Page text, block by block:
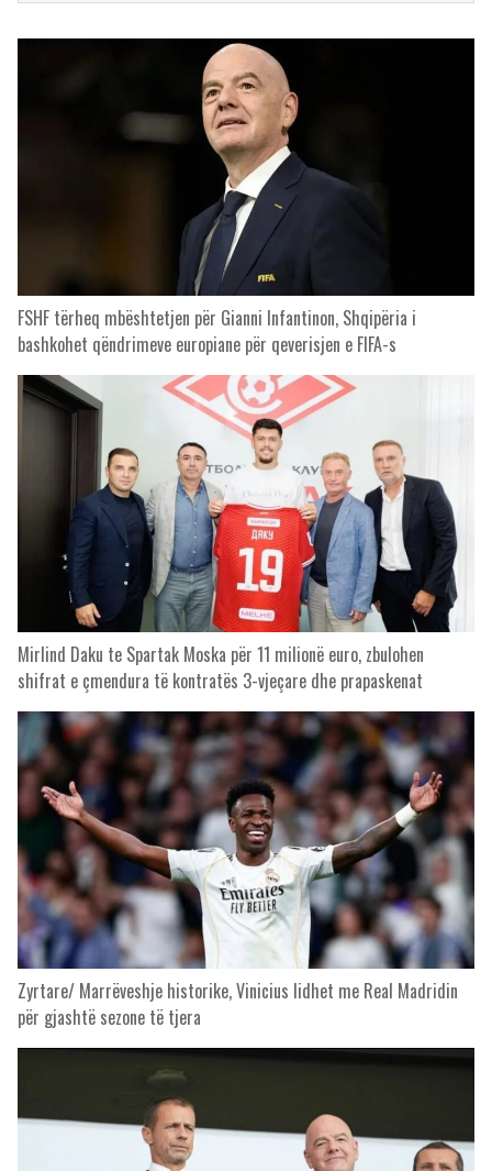
FSHF tërheq mbështetjen për Gianni Infantinon, Shqipëria i
bashkohet qëndrimeve europiane për qeverisjen e FIFA-s
Mirlind Daku te Spartak Moska për 11 milionë euro, zbulohen
shifrat e çmendura të kontratës 3-vjeçare dhe prapaskenat
Zyrtare/ Marrëveshje historike, Vinicius lidhet me Real Madridin
për gjashtë sezone të tjera